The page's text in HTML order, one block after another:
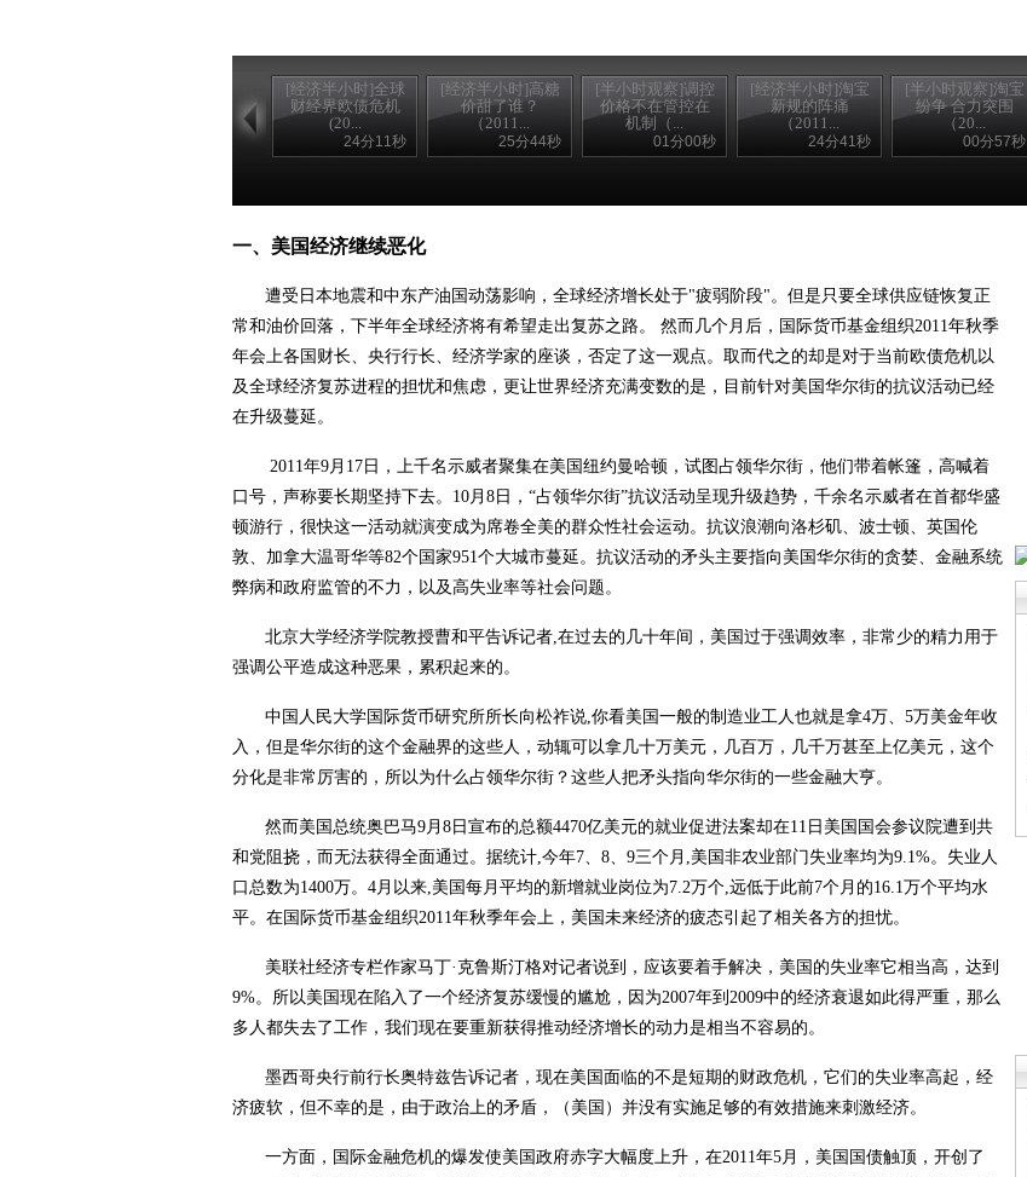
[经济半小时]全球
财经界欧债危机
(20...
24分11秒
[经济半小时]高糖
价甜了谁？
（2011...
25分44秒
[半小时观察]调控
价格不在管控在
机制（...
01分00秒
[经济半小时]淘宝
新规的阵痛
（2011...
24分41秒
[半小时观察]淘宝
纷争 合力突围
（20...
00分57秒
一、 美国经济继续恶化
遭受日本地震和中东产油国动荡影响，全球经济增长处于"疲弱阶段"。但是只要全球供应链恢复正
常和油价回落，下半年全球经济将有希望走出复苏之路。
然而几个月后，国际货币基金组织2011年秋季
年会上各国财长、央行行长、经济学家的座谈，否定了这一观点。取而代之的却是对于当前欧债危机以
及全球经济复苏进程的担忧和焦虑，更让世界经济充满变数的是，目前针对美国华尔街的抗议活动已经
在升级蔓延。
2011年9月 17 日，上千名示威者聚集在美国纽约曼哈顿，试图占领华尔街，他们带着帐篷，高喊着
口号，声称要长期坚持下去。 10月 8 日 ，“占领华尔街”抗议活动呈现升级趋势，千余名示威者在首都华盛
顿游行，很快这一活动就演变成为席卷全美的群众性社会运动。抗议浪潮向洛杉矶、波士顿、英国伦
敦、加拿大温哥华等82个国家951个大城市蔓延。抗议活动的矛头主要指向美国华尔街的贪婪、金融系统
弊病和政府监管的不力，以及高失业率等社会问题。
北京大学经济学院教授曹和平告诉记者,在过去的几十年间，美国过于强调效率，非常少的精力用于
强调公平造成这种恶果，累积起来的。
中国人民大学国际货币研究所所长向松祚说,你看美国一般的制造业工人也就是拿4万、5万美金年收
入，但是华尔街的这个金融界的这些人，动辄可以拿几十万美元，几百万，几千万甚至上亿美元，这个
分化是非常厉害的，所以为什么占领华尔街？这些人把矛头指向华尔街的一些金融大亨。
然而美国总统奥巴马9月8 日宣布的总额4470亿美元的就业促进法案却在11 日美国国会参议院遭到共
和党阻挠，而无法获得全面通过。据统计,今年7、 8、 9三个月 ,美国非农业部门失业率均为9.1%。失业人
口总数为1400万。 4月以来,美国每月平均的新增就业岗位为7.2万个,远低于此前7个月的16.1万个平均水
平。在国际货币基金组织2011年秋季年会上，美国未来经济的疲态引起了相关各方的担忧。
美联社经济专栏作家马丁·克鲁斯汀格对记者说到，应该要着手解决，美国的失业率它相当高，达到
9%。所以美国现在陷入了一个经济复苏缓慢的尴尬，因为2007年到 2009中的经济衰退如此得严重，那么
多人都失去了工作，我们现在要重新获得推动经济增长的动力是相当不容易的。
墨西哥央行前行长奥特兹告诉记者，现在美国面临的不是短期的财政危机，它们的失业率高起，经
济疲软，但不幸的是，由于政治上的矛盾，（美国）并没有实施足够的有效措施来刺激经济。
一方面，国际金融危机的爆发使美国政府赤字大幅度上升，在2011年5月，美国国债触顶，开创了